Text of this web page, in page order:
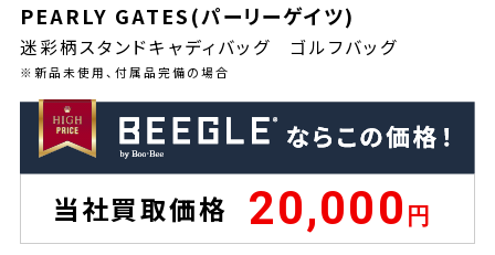
PEARLY GATES(パーリーゲイツ)
迷彩柄スタンドキャディバッグ ゴルフバッグ
※新品未使用、付属品完備の場合
当社買取価格 20,000